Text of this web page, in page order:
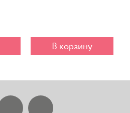
В корзину